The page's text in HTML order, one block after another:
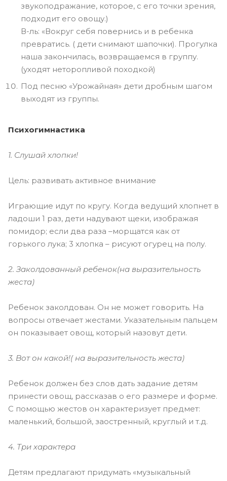
звукоподражание, которое, с его точки зрения,
подходит его овощу.)
В-ль: «Вокруг себя повернись и в ребенка
превратись. ( дети снимают шапочки). Прогулка
наша закончилась, возвращаемся в группу.
(уходят неторопливой походкой)
Под песню «Урожайная» дети дробным шагом
выходят из группы.
Психогимнастика
1. Слушай хлопки!
Цель: развивать активное внимание
Играющие идут по кругу. Когда ведущий хлопнет в
ладоши 1 раз, дети надувают щеки, изображая
помидор; если два раза –морщатся как от
горького лука; 3 хлопка – рисуют огурец на полу.
2. Заколдованный ребенок(на выразительность
жеста)
Ребенок заколдован. Он не может говорить. На
вопросы отвечает жестами. Указательным пальцем
он показывает овощ, который назовут дети.
3. Вот он какой!( на выразительность жеста)
Ребенок должен без слов дать задание детям
принести овощ, рассказав о его размере и форме.
С помощью жестов он характеризует предмет:
маленький, большой, заостренный, круглый и т.д.
4. Три характера
Детям предлагают придумать «музыкальный